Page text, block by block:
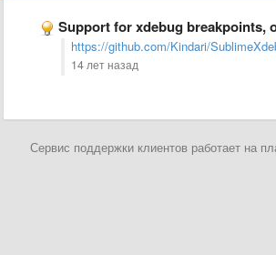
Support for xdebug breakpoints, or a way
https://github.com/Kindari/
14 лет назад
Сервис поддержки клиентов работает на